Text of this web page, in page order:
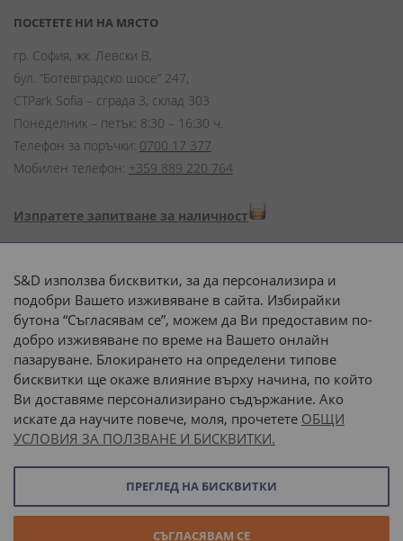
ПОСЕТЕТЕ НИ НА МЯСТО
гр. София, жк. Левски В,
бул. “Ботевградско шосе” 247,
CTPark Sofia – сграда 3, склад 303
Понеделник – петък: 8:30 – 16:30 ч.
Телефон за поръчки: 0700 17 377
Мобилен телефон: +359 889 220 764
Изпратете запитване за наличност
Начини на плащане:
Доставка до адрес с:
или
наш транспорт
S&D използва бисквитки, за да персонализира и
подобри Вашето изживяване в сайта. Избирайки
бутона “Съгласявам се”, можем да Ви предоставим по-
добро изживяване по време на Вашето онлайн
пазаруване. Блокирането на определени типове
бисквитки ще окаже влияние върху начина, по който
Ви доставяме персонализирано съдържание. Ако
искате да научите повече, моля, прочетете ОБЩИ
УСЛОВИЯ ЗА ПОЛЗВАНЕ И БИСКВИТКИ.
СЪГЛАСЯВАМ СЕ
ПРЕГЛЕД НА БИСКВИТКИ